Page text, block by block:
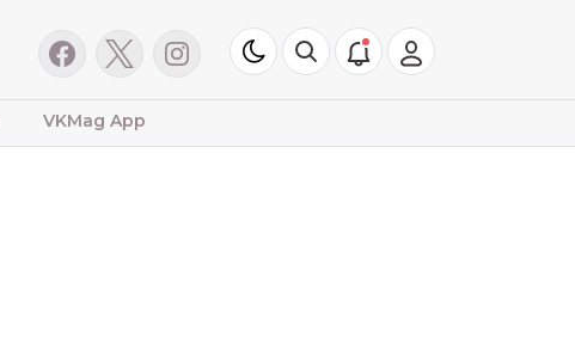
VKMag App